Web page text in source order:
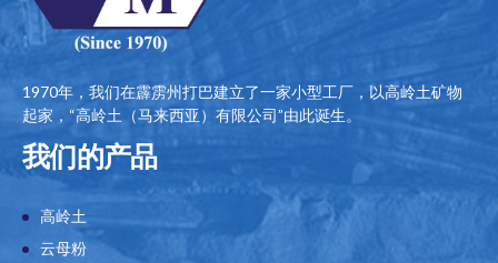
1970年，我们在霹雳州打巴建立了一家小型工厂，以高岭土矿物
起家，“高岭土（马来西亚）有限公司”由此诞生。
我们的产品
高岭土
云母粉
绢云母